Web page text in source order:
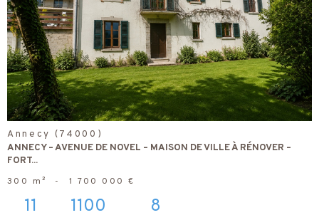
bien
Annecy (74000)
ANNECY – AVENUE DE NOVEL – MAISON DE VILLE À RÉNOVER –
FORT...
300 m² - 1 700 000 €
11 1100 8